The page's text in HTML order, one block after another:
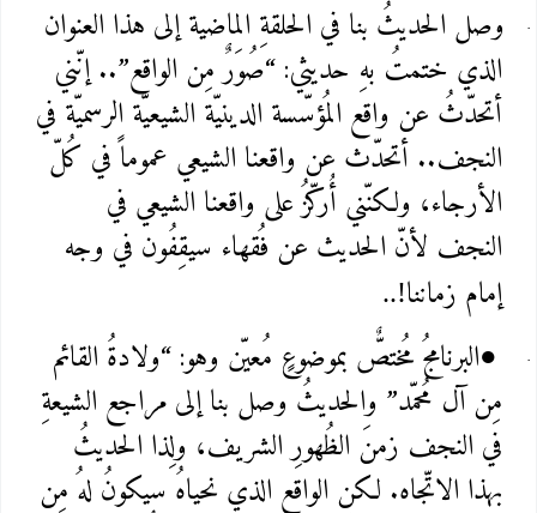
وصل الحديثُ بنا في الحلقةِ الماضية إلى هذا العنوان
الذي ختمتُ بهِ حديثي: “صُوَرٌ مِن الواقع”.. إنّني
أتحدّثُ عن واقع المُؤسّسة الدينيّة الشيعيّة الرسميّة في
النجف.. أتحدّث عن واقعنا الشيعي عموماً في كُلّ
الأرجاء، ولكنّني أُركّزُ على واقعنا الشيعي في
النجف لأنّ الحديث عن فُقهاء سيقِفُون في وجه
إمام زماننا..!
●البرنامجُ مُختصٌّ بموضوعٍ مُعيّن وهو: “ولادةُ القائم
مِن آل مُحمّد” والحديثُ وصل بنا إلى مراجع الشيعةِ
في النجف زمنَ الظُهورِ الشريف، ولِذا الحديثُ
بهذا الاتّجاه. لكن الواقع الذي نحياهُ سيكونُ لهُ مِن